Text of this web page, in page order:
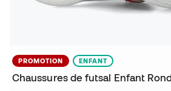
PROMOTION ENFANT